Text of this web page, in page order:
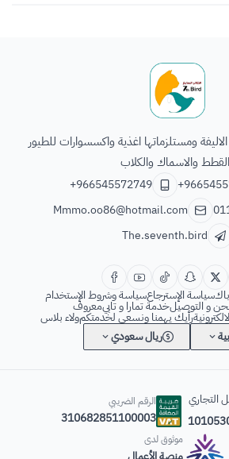
ومستلزماتها اغذية واكسسوارات للطيور
والاسماك والكلاب
+966545572749
Mmmo.oo86@hotmail.com
The.seventh.bird
سياسة الإسترجاعسياسة وشروط الإستخدام
و التوصيلخدمة تمارا و تابيمعروف
رأيك يهمنا ونسعى لخدمتكمولاء بلاس
ريال سعودي
التجاري
الرقم الضريبي
310682851100003
موثوق لدى